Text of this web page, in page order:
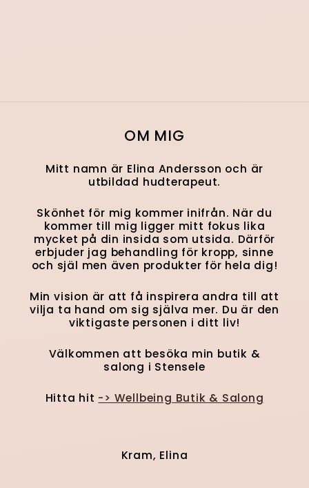
OM MIG
Mitt namn är Elina Andersson och är
utbildad hudterapeut.
Skönhet för mig kommer inifrån. När du
kommer till mig ligger mitt fokus lika
mycket på din insida som utsida. Därför
erbjuder jag behandling för kropp, sinne
och själ men även produkter för hela dig!
Min vision är att få inspirera andra till att
vilja ta hand om sig själva mer. Du är den
viktigaste personen i ditt liv!
Välkommen att besöka min butik &
salong i Stensele
Hitta hit -> Wellbeing Butik & Salong
Kram, Elina